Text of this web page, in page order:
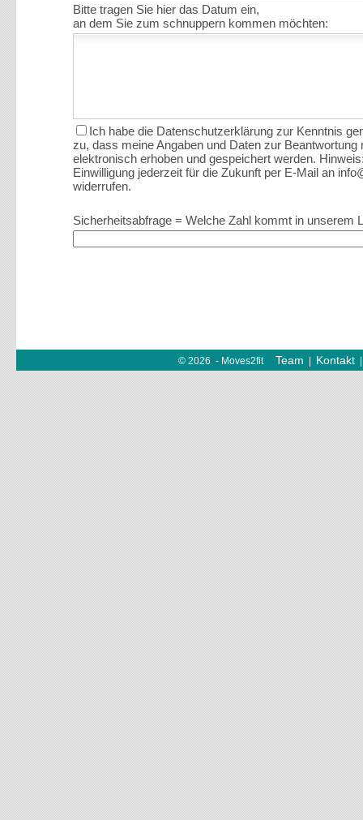
Bitte tragen Sie hier das Datum ein,
an dem Sie zum schnuppern kommen möchten:
Ich habe die Datenschutzerklärung zur Kenntnis
zu, dass meine Angaben und Daten zur Beantwortung
elektronisch erhoben und gespeichert werden.
Einwilligung jederzeit für die Zukunft per E-Mail an
widerrufen.
Sicherheitsabfrage = Welche Zahl kommt in unserem
© 2026 - Moves2fit Team Kontakt